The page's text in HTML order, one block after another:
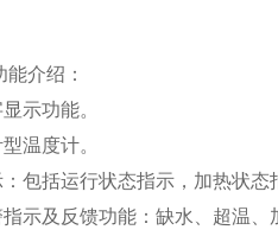
介绍：
示功能。
温度计。
包括运行状态指示，加热状态
示及反馈功能：缺水、超温、